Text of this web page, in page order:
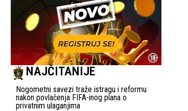
NAJČITANIJE
Nogometni savezi traže istragu i reformu
nakon povlačenja FIFA-inog plana o
privatnim ulaganjima